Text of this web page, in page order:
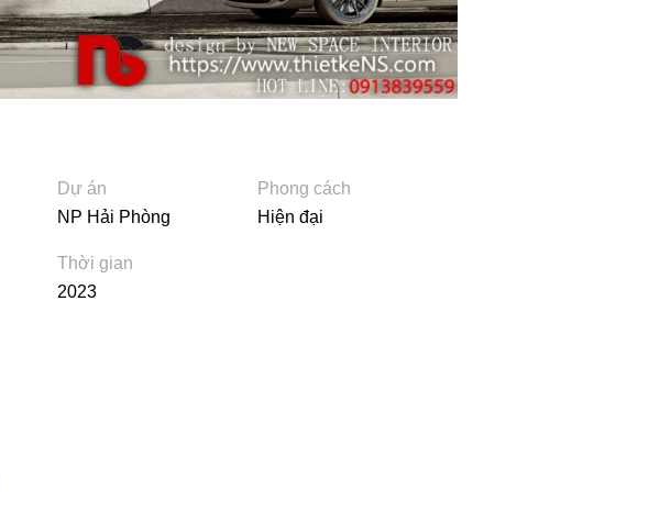
Dự án
NP Hải Phòng
Phong cách
Hiện đại
Thời gian
2023